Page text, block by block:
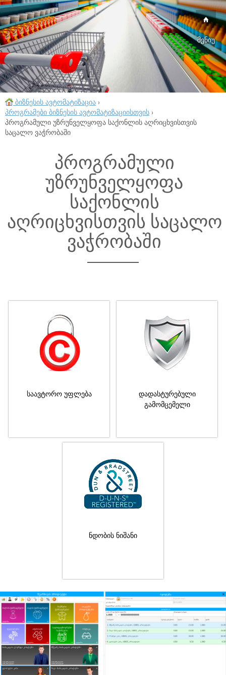
მენიუ
ბიზნესის ავტომატიზაცია ›
პროგრამები ბიზნესის ავტომატიზაციისთვის ›
პროგრამული უზრუნველყოფა საქონლის აღრიცხვისთვის
საცალო ვაჭრობაში
პროგრამული
უზრუნველყოფა
საქონლის
აღრიცხვისთვის საცალო
ვაჭრობაში
საავტორო უფლება
დადასტურებული
გამომცემელი
ნდობის ნიშანი